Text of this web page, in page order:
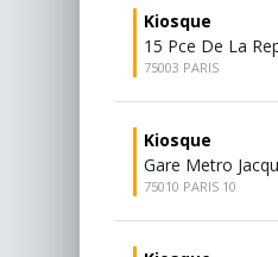
Kiosque
15 Pce De La
75003 PARIS
Kiosque
Gare Metro
75010 PARIS 10